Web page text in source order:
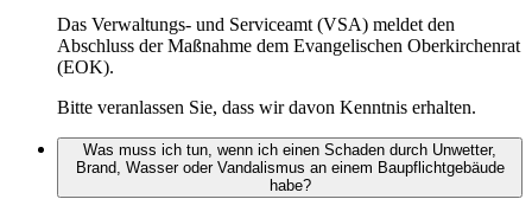
Das Verwaltungs- und Serviceamt (VSA) meldet den
Abschluss der Maßnahme dem Evangelischen Oberkirchenrat
(EOK).
Bitte veranlassen Sie, dass wir davon Kenntnis erhalten.
Was muss ich tun, wenn ich einen Schaden durch Unwetter,
Brand, Wasser oder Vandalismus an einem Baupflichtgebäude
habe?